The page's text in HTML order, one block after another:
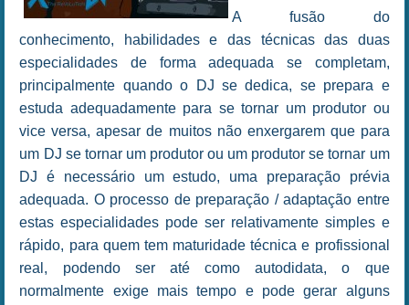
A fusão do
conhecimento, habilidades e das técnicas das duas
especialidades de forma adequada se completam,
principalmente quando o DJ se dedica, se prepara e
estuda adequadamente para se tornar um produtor ou
vice versa, apesar de muitos não enxergarem que para
um DJ se tornar um produtor ou um produtor se tornar um
DJ é necessário um estudo, uma preparação prévia
adequada. O processo de preparação / adaptação entre
estas especialidades pode ser relativamente simples e
rápido, para quem tem maturidade técnica e profissional
real, podendo ser até como autodidata, o que
normalmente exige mais tempo e pode gerar alguns